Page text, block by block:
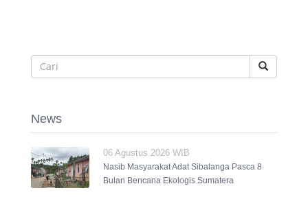
News
06 Agustus 2026 WIB
Nasib Masyarakat Adat Sibalanga Pasca 8
Bulan Bencana Ekologis Sumatera